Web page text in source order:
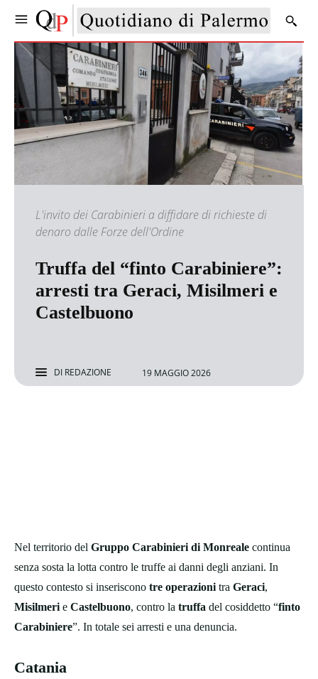
L'invito dei Carabinieri a diffidare di richieste di
denaro dalle Forze dell'Ordine
Truffa del “finto Carabiniere”:
arresti tra Geraci, Misilmeri e
Castelbuono
DI REDAZIONE 19 MAGGIO 2026
Nel territorio del Gruppo Carabinieri di Monreale continua
senza sosta la lotta contro le truffe ai danni degli anziani. In
questo contesto si inseriscono tre operazioni tra Geraci,
Misilmeri e Castelbuono, contro la truffa del cosiddetto “finto
Carabiniere”. In totale sei arresti e una denuncia.
Catania